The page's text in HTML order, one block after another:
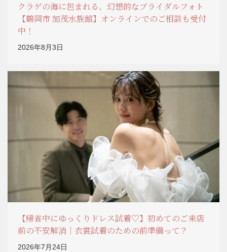
クラゲの海に包まれる、幻想的なブライダルフォト
【鶴岡市 加茂水族館】オンラインでのご相談も受付
中！
2026年8月3日
【帰省中にゆっくりドレス試着♡】初めてのご来店
前の不安解消｜衣裳試着のための前準備って？
2026年7月24日